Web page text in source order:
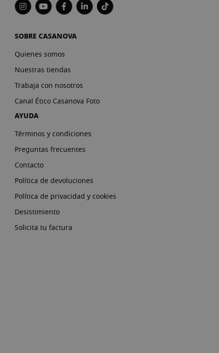
SOBRE CASANOVA
Quienes somos
Nuestras tiendas
Trabaja con nosotros
Canal Ético Casanova Foto
AYUDA
Términos y condiciones
Preguntas frecuentes
Contacto
Política de devoluciones
Política de privacidad y cookies
Desistimiento
Solicita tu factura